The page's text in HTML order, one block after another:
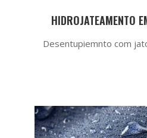
HIDROJATEAMENTO
Desentupiemnto com